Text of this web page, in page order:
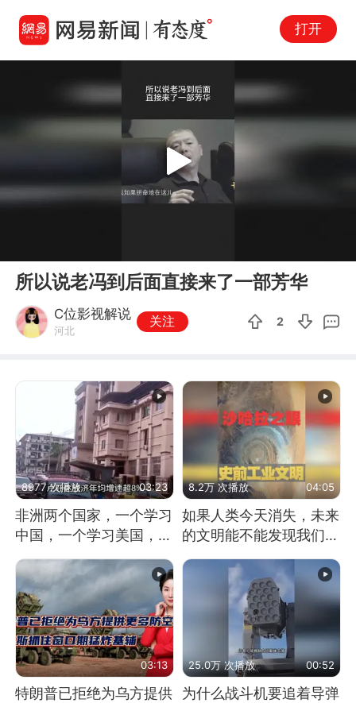
打开
Play
所以说老冯到后面直接来了一部芳华
C位影视解说
河北
关注 2
8977 次播放 03:23
非洲两个国家，一个学习
中国，一个学习美国，结
果怎么样了？
8.2万 次播放 04:05
如果人类今天消失，未来
的文明能不能发现我们存
在过？
03:13
特朗普已拒绝为乌方提供
25.0万 次播放 00:52
为什么战斗机要追着导弹